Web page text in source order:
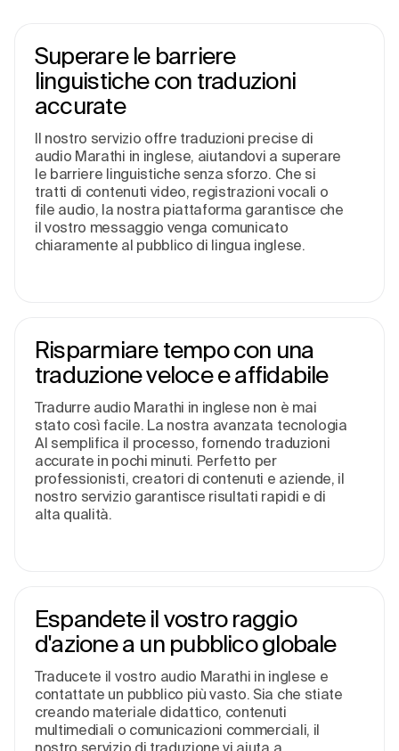
Superare le barriere
linguistiche con traduzioni
accurate
Il nostro servizio offre traduzioni precise di
audio Marathi in inglese, aiutandovi a superare
le barriere linguistiche senza sforzo. Che si
tratti di contenuti video, registrazioni vocali o
file audio, la nostra piattaforma garantisce che
il vostro messaggio venga comunicato
chiaramente al pubblico di lingua inglese.
Risparmiare tempo con una
traduzione veloce e affidabile
Tradurre audio Marathi in inglese non è mai
stato così facile. La nostra avanzata tecnologia
AI semplifica il processo, fornendo traduzioni
accurate in pochi minuti. Perfetto per
professionisti, creatori di contenuti e aziende, il
nostro servizio garantisce risultati rapidi e di
alta qualità.
Espandete il vostro raggio
d'azione a un pubblico globale
Traducete il vostro audio Marathi in inglese e
contattate un pubblico più vasto. Sia che stiate
creando materiale didattico, contenuti
multimediali o comunicazioni commerciali, il
nostro servizio di traduzione vi aiuta a